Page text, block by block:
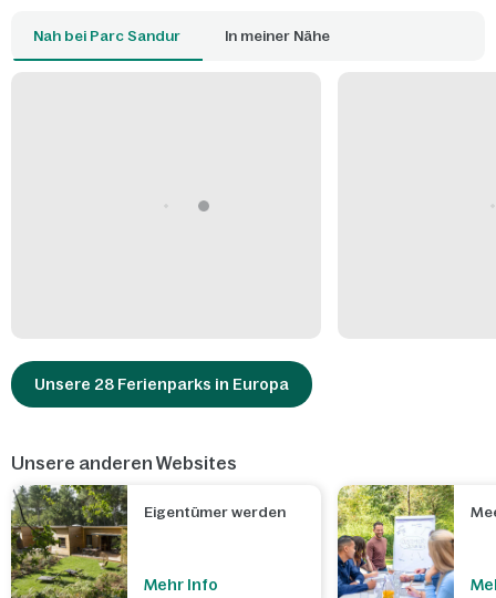
Nah bei Parc Sandur In meiner Nähe
Unsere 28 Ferienparks in Europa
Unsere anderen Websites
Eigentümer werden
Mehr Info